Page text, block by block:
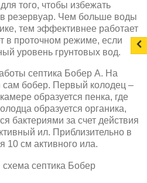
того, чтобы избежать
в резервуар. Чем больше воды
тем эффективнее работает
в проточном режиме, если
уровень грунтовых вод.
септика Бобер А. На
сам бобер. Первый колодец –
образуется пенка, где
образуется органика,
бактериями за счет действия
ил. Приблизительно в
10 см активного ила.